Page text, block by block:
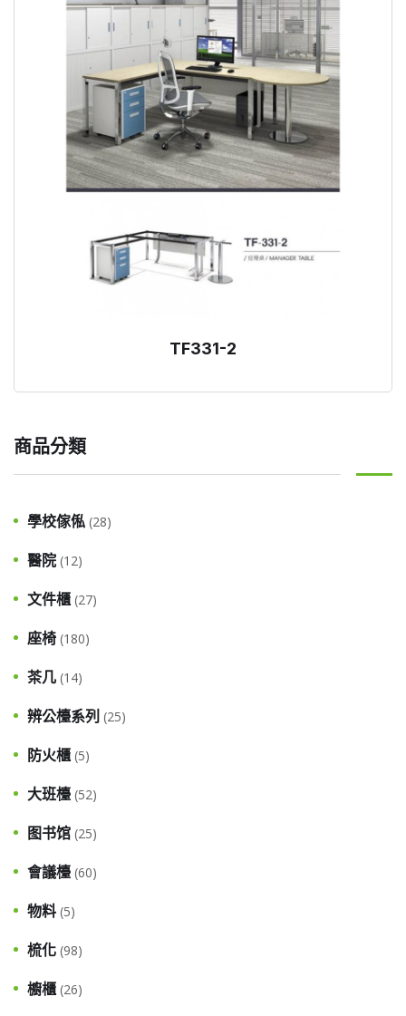
TF331-2
商品分類
學校傢俬 (28)
醫院 (12)
文件櫃 (27)
座椅 (180)
茶几 (14)
辨公檯系列 (25)
防火櫃 (5)
大班檯 (52)
图书馆 (25)
會議檯 (60)
物料 (5)
梳化 (98)
櫥櫃 (26)